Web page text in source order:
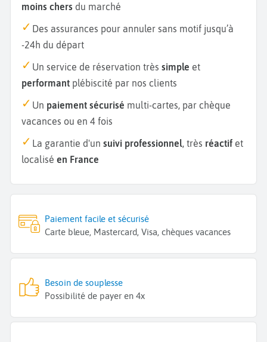
moins chers du marché
Des assurances pour annuler sans motif jusqu’à
-24h du départ
Un service de réservation très simple et
performant plébiscité par nos clients
Un paiement sécurisé multi-cartes, par chèque
vacances ou en 4 fois
La garantie d'un suivi professionnel, très réactif et
localisé en France
Paiement facile et sécurisé
Carte bleue, Mastercard, Visa, chèques vacances
Besoin de souplesse
Possibilité de payer en 4x